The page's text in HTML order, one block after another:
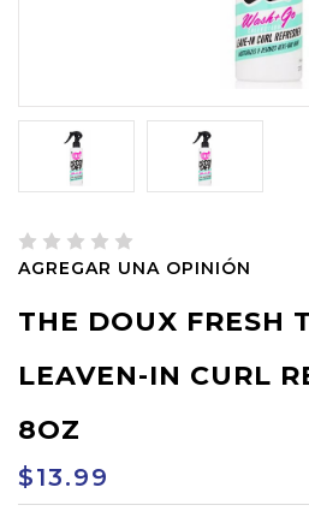
AGREGAR UNA OPINIÓN
THE DOUX FRESH
LEAVEN-IN CURL
8OZ
$13.99